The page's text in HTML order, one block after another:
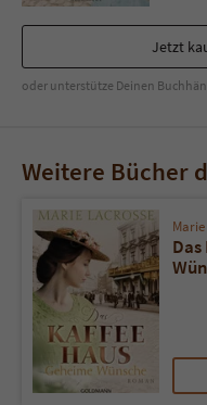
Jetzt
oder unterstütze Deinen
Weitere Bücher